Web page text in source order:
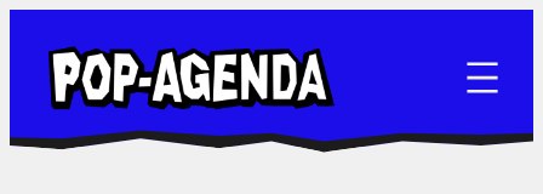
naar
inhoud